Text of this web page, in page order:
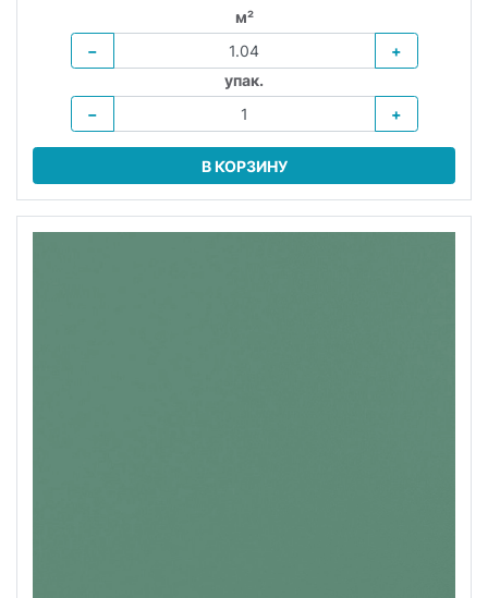
м²
−
+
упак.
−
+
В КОРЗИНУ